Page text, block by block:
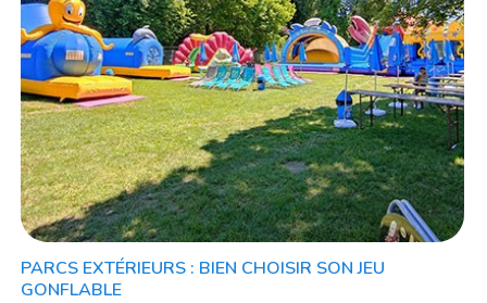
PARCS EXTÉRIEURS : BIEN CHOISIR SON JEU
GONFLABLE